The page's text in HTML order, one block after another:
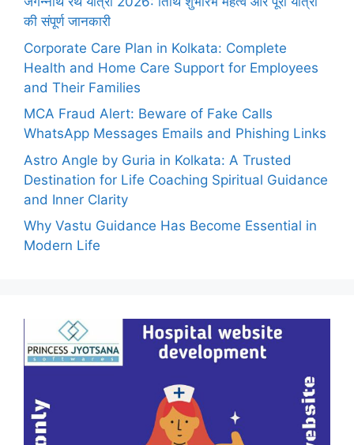
की संपूर्ण जानकारी
Corporate Care Plan in Kolkata: Complete
Health and Home Care Support for Employees
and Their Families
MCA Fraud Alert: Beware of Fake Calls
WhatsApp Messages Emails and Phishing Links
Astro Angle by Guria in Kolkata: A Trusted
Destination for Life Coaching Spiritual Guidance
and Inner Clarity
Why Vastu Guidance Has Become Essential in
Modern Life